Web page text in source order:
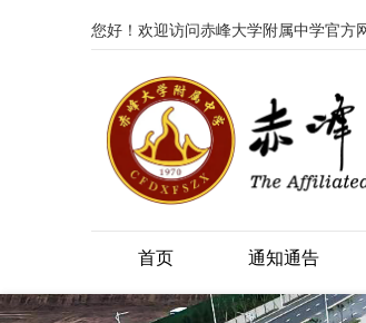
您好！欢迎访问赤峰大学附属中学官方
首页 通知通告